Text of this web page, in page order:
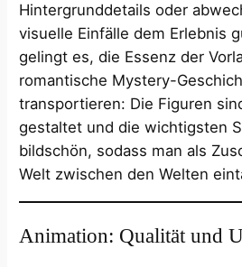
Hintergrunddetails oder
visuelle Einfälle dem Erlebnis
gelingt es, die Essenz der
romantische Mystery-
transportieren: Die Figuren
gestaltet und die wichtigsten
bildschön, sodass man als
Welt zwischen den Welten
Animation: Qualität und